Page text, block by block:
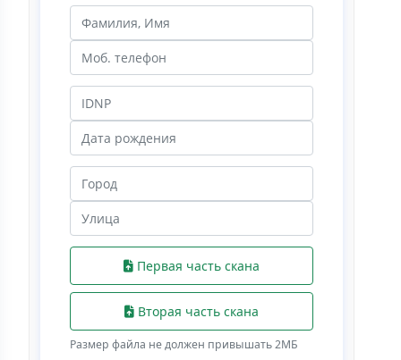
Первая часть скана
Вторая часть скана
Размер файла не должен привышать 2МБ